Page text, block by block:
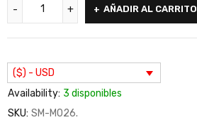
AÑADIR AL CARRITO
($) - USD
Availability: 3 disponibles
SKU: SM-M026.